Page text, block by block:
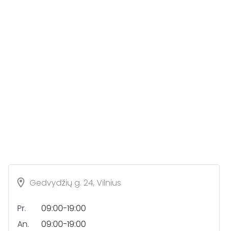
Gedvydžių g. 24, Vilnius
Pr.
09:00-19:00
An.
09:00-19:00